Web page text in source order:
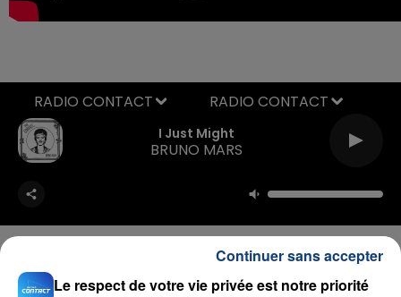
I Just Might
BRUNO MARS
RADIO CONTACT
Le respect de votre vie privée est notre priorité
Continuer sans accepter